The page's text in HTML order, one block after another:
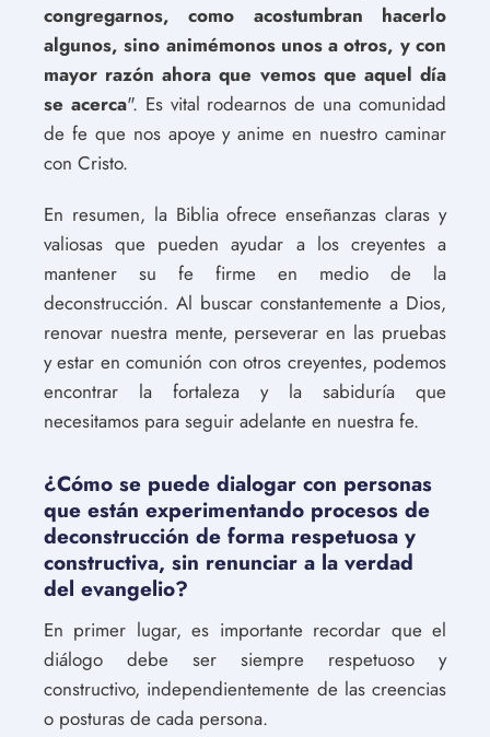
congregarnos, como acostumbran hacerlo
algunos, sino animémonos unos a otros, y con
mayor razón ahora que vemos que aquel día
se acerca". Es vital rodearnos de una comunidad
de fe que nos apoye y anime en nuestro caminar
con Cristo.
En resumen, la Biblia ofrece enseñanzas claras y
valiosas que pueden ayudar a los creyentes a
mantener su fe firme en medio de la
deconstrucción. Al buscar constantemente a Dios,
renovar nuestra mente, perseverar en las pruebas
y estar en comunión con otros creyentes, podemos
encontrar la fortaleza y la sabiduría que
necesitamos para seguir adelante en nuestra fe.
¿Cómo se puede dialogar con personas
que están experimentando procesos de
deconstrucción de forma respetuosa y
constructiva, sin renunciar a la verdad
del evangelio?
En primer lugar, es importante recordar que el
diálogo debe ser siempre respetuoso y
constructivo, independientemente de las creencias
o posturas de cada persona.